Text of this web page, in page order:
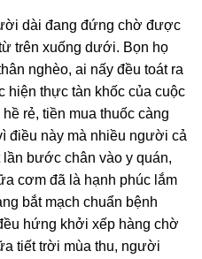
dài đang đứng chờ được
trên xuống dưới. Bọn họ
nghèo, ai nấy đều toát ra
hiện thực tàn khốc của cuộc
rẻ, tiền mua thuốc càng
điều này mà nhiều người cả
bước chân vào y quán,
cơm đã là hạnh phúc lắm
bắt mạch chuẩn bệnh
hứng khởi xếp hàng chờ
tiết trời mùa thu, người